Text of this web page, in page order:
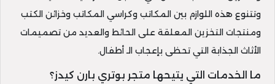
وتتنوع هذه اللوازم بين المكاتب وكراسي المكاتب وخزائن الكتب
ومنتجات التخزين المعلقة على الحائط والعديد من تصميمات
الأثاث الجذابة التي تحظى بإعجاب الـ أطفال.
ما الخدمات التي يتيحها متجر بوتري بارن كيدز؟